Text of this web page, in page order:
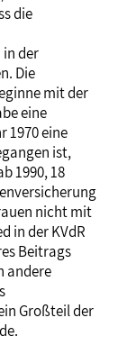
die
in der
Die
mit der
eine
1970 eine
ist,
1990, 18
nicht mit
in der KVdR
Beitrags
andere
Großteil der